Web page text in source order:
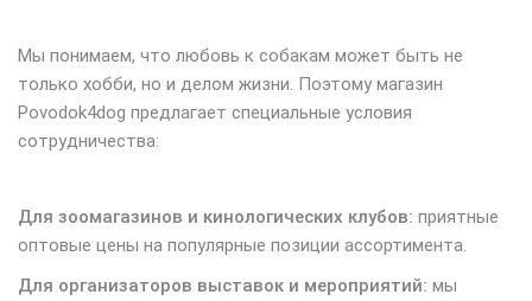
Мы понимаем, что любовь к собакам может быть не
только хобби, но и делом жизни. Поэтому магазин
Povodok4dog предлагает специальные условия
сотрудничества:
Для зоомагазинов и кинологических клубов: приятные
оптовые цены на популярные позиции ассортимента.
Для организаторов выставок и мероприятий: мы